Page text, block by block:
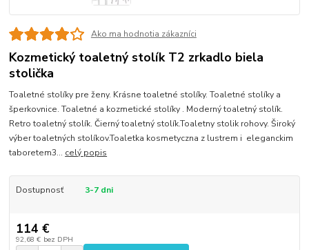
Ako ma hodnotia zákazníci
Kozmetický toaletný stolík T2 zrkadlo biela
stolička
Toaletné stolíky pre ženy. Krásne toaletné stolíky. Toaletné stolíky a
šperkovnice. Toaletné a kozmetické stolíky . Moderný toaletný stolík.
Retro toaletný stolík. Čierný toaletný stolík.Toaletny stolik rohovy. Široký
výber toaletných stolíkov.Toaletka kosmetyczna z lustrem i eleganckim
taboretem3... celý popis
Dostupnosť 3-7 dni
114 €
92,68 € bez DPH